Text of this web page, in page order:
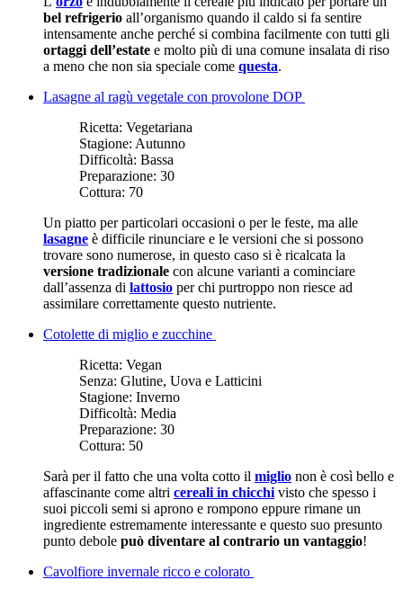
bel refrigerio all’organismo quando il caldo si fa sentire
intensamente anche perché si combina facilmente con tutti gli
ortaggi dell’estate e molto più di una comune insalata di riso
a meno che non sia speciale come questa.
Lasagne al ragù vegetale con provolone DOP
Ricetta: Vegetariana
Stagione: Autunno
Difficoltà: Bassa
Preparazione: 30
Cottura: 70
Un piatto per particolari occasioni o per le feste, ma alle
lasagne è difficile rinunciare e le versioni che si possono
trovare sono numerose, in questo caso si è ricalcata la
versione tradizionale con alcune varianti a cominciare
dall’assenza di lattosio per chi purtroppo non riesce ad
assimilare correttamente questo nutriente.
Cotolette di miglio e zucchine
Ricetta: Vegan
Senza: Glutine, Uova e Latticini
Stagione: Inverno
Difficoltà: Media
Preparazione: 30
Cottura: 50
Sarà per il fatto che una volta cotto il miglio non è così bello e
affascinante come altri cereali in chicchi visto che spesso i
suoi piccoli semi si aprono e rompono eppure rimane un
ingrediente estremamente interessante e questo suo presunto
punto debole può diventare al contrario un vantaggio!
Cavolfiore invernale ricco e colorato